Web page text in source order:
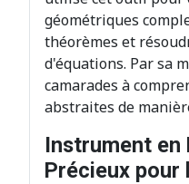
géométriques
théorèmes et
d'équations. Par sa
camarades à
abstraites de
Instrument en
Précieux pour